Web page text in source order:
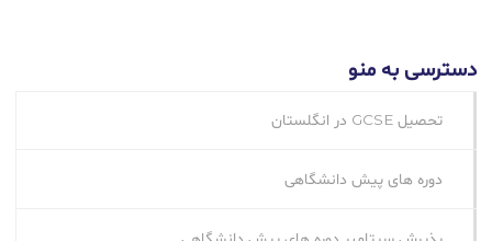
دسترسی به منو
تحصیل GCSE در انگلستان
دوره های پیش دانشگاهی